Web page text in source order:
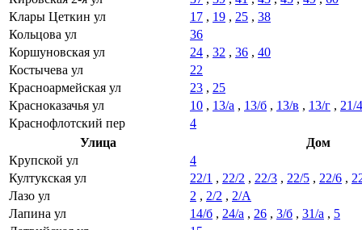
Клары Цеткин ул
17 , 19 , 25 , 38
Кольцова ул
36
Коршуновская ул
24 , 32 , 36 , 40
Костычева ул
22
Красноармейская ул
23 , 25
Красноказачья ул
10 , 13/а , 13/б , 13/в , 13/г , 21/4
Краснофлотский пер
4
Улица
Дом
Крупской ул
4
Култукская ул
22/1 , 22/2 , 22/3 , 22/5 , 22/6 ,
Лазо ул
2 , 2/2 , 2/А
Лапина ул
14/б , 24/а , 26 , 3/б , 31/а , 5